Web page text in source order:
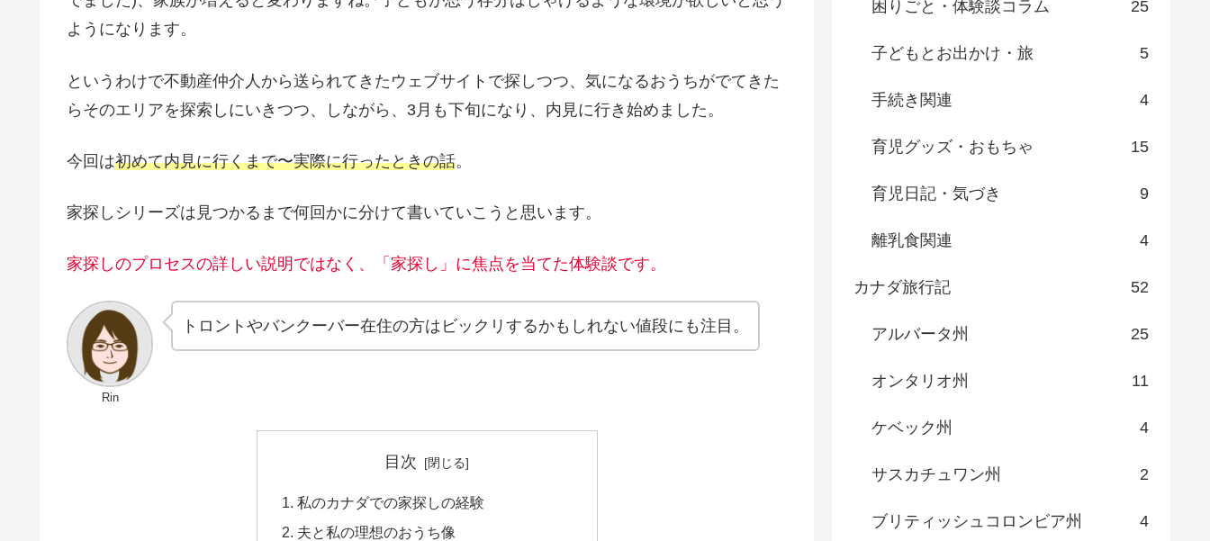
ようになります。
というわけで不動産仲介人から送られてきたウェブサイトで探しつつ、気になるおうちがでてきた
らそのエリアを探索しにいきつつ、しながら、3月も下旬になり、内見に行き始めました。
今回は初めて内見に行くまで〜実際に行ったときの話。
家探しシリーズは見つかるまで何回かに分けて書いていこうと思います。
家探しのプロセスの詳しい説明ではなく、「家探し」に焦点を当てた体験談です。
Rin
トロントやバンクーバー在住の方はビックリするかもしれない値段にも注目。
目次
私のカナダでの家探しの経験
夫と私の理想のおうち像
困りごと・体験談コラム 25
子どもとお出かけ・旅 5
手続き関連 4
育児グッズ・おもちゃ 15
育児日記・気づき 9
離乳食関連 4
カナダ旅行記 52
アルバータ州 25
オンタリオ州 11
ケベック州 4
サスカチュワン州 2
ブリティッシュコロンビア州 4